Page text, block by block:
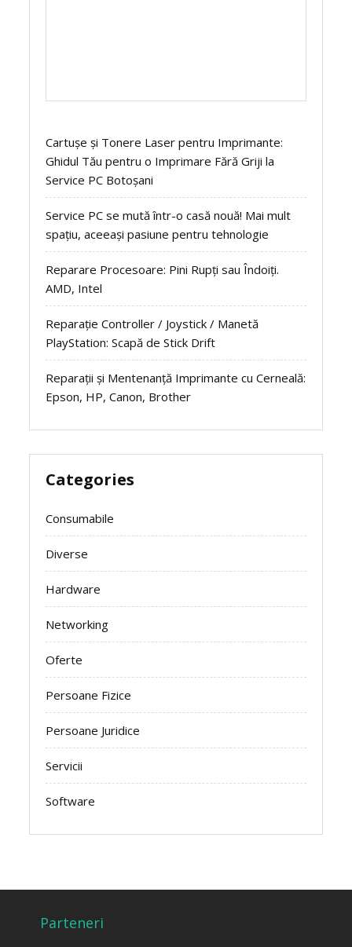
Cartușe și Tonere Laser pentru Imprimante:
Ghidul Tău pentru o Imprimare Fără Griji la
Service PC Botoșani
Service PC se mută într-o casă nouă! Mai mult
spațiu, aceeași pasiune pentru tehnologie
Reparare Procesoare: Pini Rupți sau Îndoiți.
AMD, Intel
Reparație Controller / Joystick / Manetă
PlayStation: Scapă de Stick Drift
Reparații și Mentenanță Imprimante cu Cerneală:
Epson, HP, Canon, Brother
Categories
Consumabile
Diverse
Hardware
Networking
Oferte
Persoane Fizice
Persoane Juridice
Servicii
Software
Parteneri